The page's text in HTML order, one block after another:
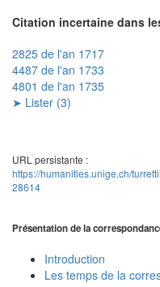
Citation incertaine dans
2825 de l'an 1717
4487 de l'an 1733
4801 de l'an 1735
➤ Lister (3)
URL persistante :
https://humanities.unige.ch/
28614
Présentation de la
Introduction
Les temps de la